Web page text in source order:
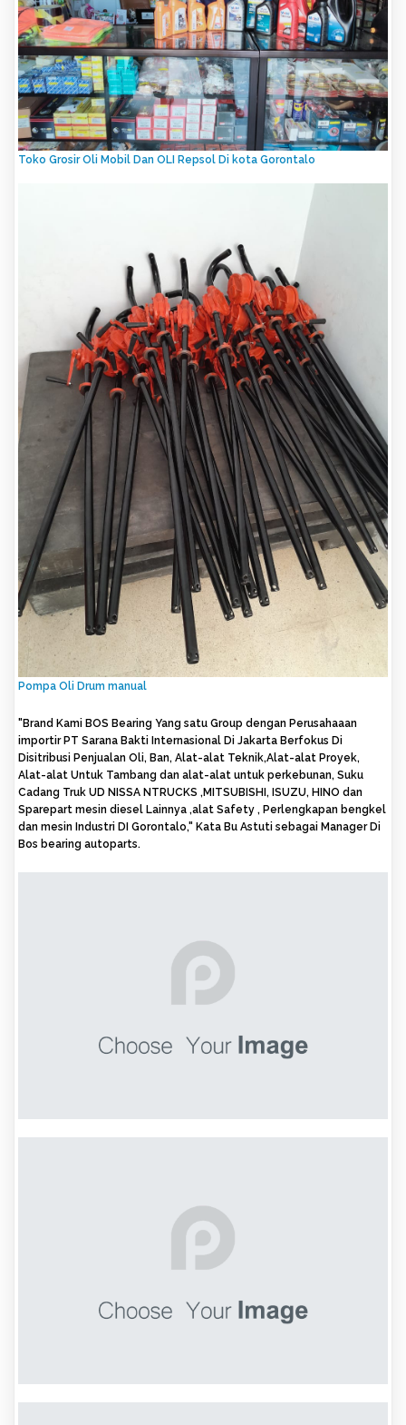
Toko Grosir Oli Mobil Dan OLI Repsol Di kota Gorontalo
Pompa Oli Drum manual
"Brand Kami BOS Bearing Yang satu Group dengan Perusahaaan
importir PT Sarana Bakti Internasional Di Jakarta Berfokus Di
Disitribusi Penjualan Oli, Ban, Alat-alat Teknik,Alat-alat Proyek,
Alat-alat Untuk Tambang dan alat-alat untuk perkebunan, Suku
Cadang Truk UD NISSA NTRUCKS ,MITSUBISHI, ISUZU, HINO dan
Sparepart mesin diesel Lainnya ,alat Safety , Perlengkapan bengkel
dan mesin Industri DI Gorontalo," Kata Bu Astuti sebagai Manager Di
Bos bearing autoparts.